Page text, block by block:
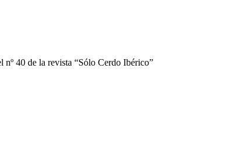
40 de la revista “Sólo Cerdo Ibérico”